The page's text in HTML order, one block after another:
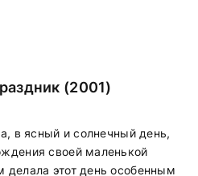
(2001)
в ясный и солнечный день,
своей маленькой
делала этот день особенным